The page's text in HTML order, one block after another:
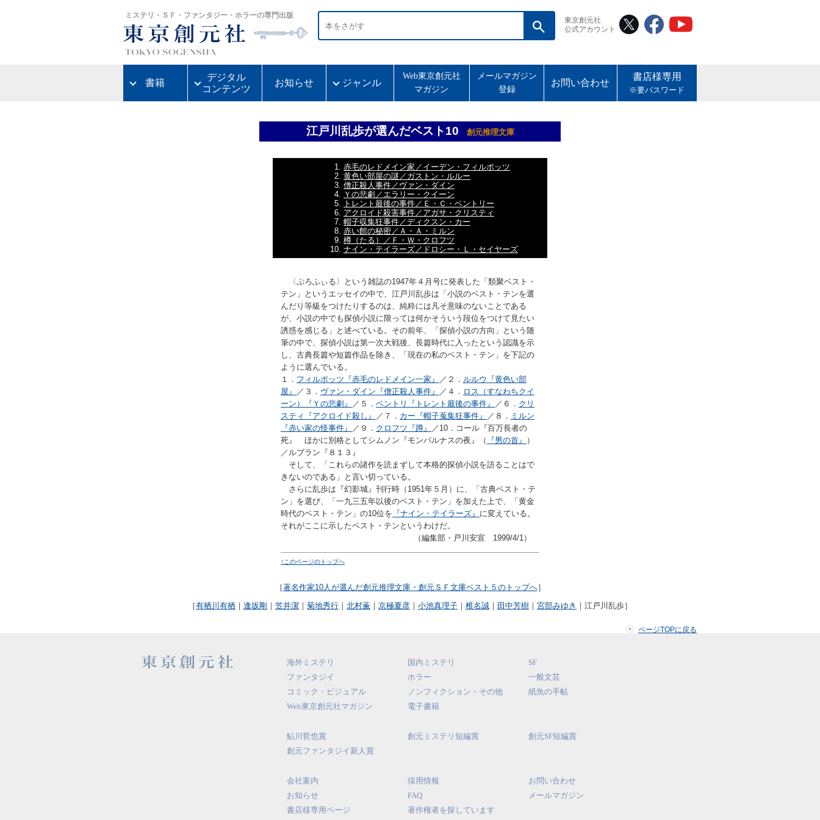
ミステリ・ＳＦ・ファンタジー・ホラーの専門出版
東京創元社
公式アカウント
書籍
デジタル
コンテンツ
お知らせ ジャンル
Web東京創元社
マガジン
メールマガジン
登録
お問い合わせ
書店様専用
※要パスワード
江戸川乱歩が選んだベスト10 創元推理文庫
赤毛のレドメイン家／イーデン・フィルポッツ
黄色い部屋の謎／ガストン・ルルー
僧正殺人事件／ヴァン・ダイン
Ｙの悲劇／エラリー・クイーン
トレント最後の事件／Ｅ・Ｃ・ベントリー
アクロイド殺害事件／アガサ・クリスティ
帽子収集狂事件／ディクスン・カー
赤い館の秘密／Ａ・Ａ・ミルン
樽（たる）／Ｆ・Ｗ・クロフツ
ナイン・テイラーズ／ドロシー・Ｌ・セイヤーズ
〈ぷろふぃる〉という雑誌の1947年４月号に発表した「類聚ベスト・
テン」というエッセイの中で、江戸川乱歩は「小説のベスト・テンを選
んだり等級をつけたりするのは、純粋には凡そ意味のないことである
が、小説の中でも探偵小説に限っては何かそういう段位をつけて見たい
誘惑を感じる」と述べている。その前年、「探偵小説の方向」という随
筆の中で、探偵小説は第一次大戦後、長篇時代に入ったという認識を示
し、古典長篇や短篇作品を除き、「現在の私のベスト・テン」を下記の
ように選んでいる。
１． フィルポッツ『赤毛のレドメイン一家』 ／２． ルルウ『黄色い部
屋』
／３． ヴァン・ダイン『僧正殺人事件』 ／４． ロス（すなわちクイ
ーン）『Ｙの悲劇』
／５． ベントリ『トレント最後の事件』 ／６． クリ
スティ『アクロイド殺し』
／７． カー『帽子蒐集狂事件』 ／８． ミルン
『赤い家の怪事件』
／９． クロフツ『蹲』
／10．コール『百万長者の
死』 ほかに別格としてシムノン『モンパルナスの夜』（
『男の首』
）
／ルブラン『８１３』
そして、「これらの諸作を読まずして本格的探偵小説を語ることはで
きないのである」と言い切っている。
さらに乱歩は『幻影城』刊行時（1951年５月）に、「古典ベスト・テ
ン」を選び、「一九三五年以後のベスト・テン」を加えた上で、「黄金
時代のベスト・テン」の10位を 『ナイン・テイラーズ』 に変えている。
それがここに示したベスト・テンというわけだ。
（編集部・戸川安宣 1999/4/1）
↑このページのトップへ
［著名作家10人が選んだ創元推理文庫・創元ＳＦ文庫ベスト５のトップへ］
［有栖川有栖 ｜ 逢坂剛 ｜ 笠井潔 ｜ 菊地秀行 ｜ 北村薫 ｜ 京極夏彦 ｜ 小池真理子 ｜ 椎名誠 ｜ 田中芳樹 ｜ 宮部みゆき ｜江戸川乱歩］
ページTOPに戻る
海外ミステリ 国内ミステリ
SF
ファンタジイ
ホラー
一般文芸
コミック・ビジュアル
ノンフィクション・その他
紙魚の手帖
Web東京創元社マガジン
電子書籍
鮎川哲也賞 創元ミステリ短編賞
創元SF短編賞
創元ファンタジイ新人賞
会社案内 採用情報
お問い合わせ
お知らせ
FAQ
メールマガジン
書店様専用ページ
著作権者を探しています